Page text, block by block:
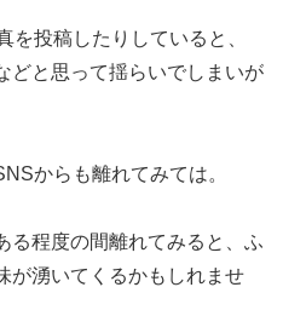
投稿したりしていると、
どと思って揺らいでしまいが
からも離れてみては。
る程度の間離れてみると、ふ
が湧いてくるかもしれませ